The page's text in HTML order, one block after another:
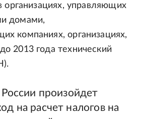
организациях, управляющих
домами,
компаниях, организациях,
2013 года технический
произойдет
на расчет налогов на